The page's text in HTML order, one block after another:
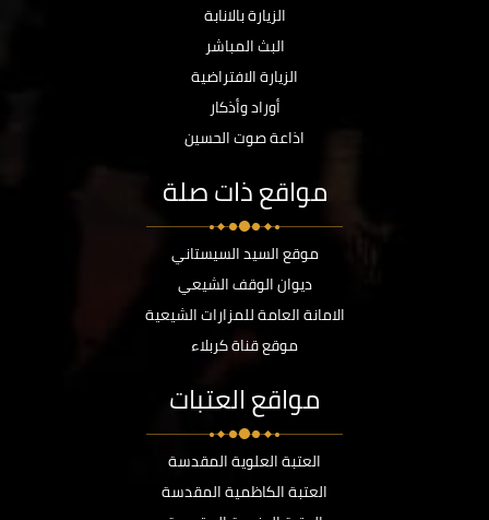
الزيارة بالانابة
البث المباشر
الزيارة الافتراضية
أوراد وأذكار
اذاعة صوت الحسين
مواقع ذات صلة
موقع السيد السيستاني
ديوان الوقف الشيعي
الامانة العامة للمزارات الشيعية
موقع قناة كربلاء
مواقع العتبات
العتبة العلوية المقدسة
العتبة الكاظمية المقدسة